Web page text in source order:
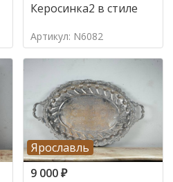
Керосинка2 в стиле
Артикул: N6082
Ярославль
9 000₽